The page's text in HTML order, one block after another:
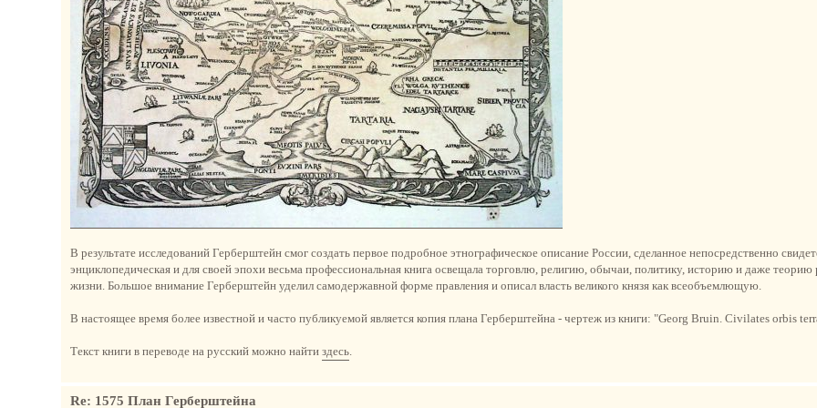
В результате исследований Герберштейн смог создать первое подробное этнографическое описание России, сделанное непосредственно
энциклопедическая и для своей эпохи весьма профессиональная книга освещала торговлю, религию, обычаи, политику, историю и даже теорию
жизни. Большое внимание Герберштейн уделил самодержавной форме правления и описал власть великого князя как всеобъемлющую.
В настоящее время более известной и часто публикуемой является копия плана Герберштейна - чертеж из книги: "Georg Bruin. Civilates orbis
Текст книги в переводе на русский можно найтиздесь
Re: 1575 План Герберштейна